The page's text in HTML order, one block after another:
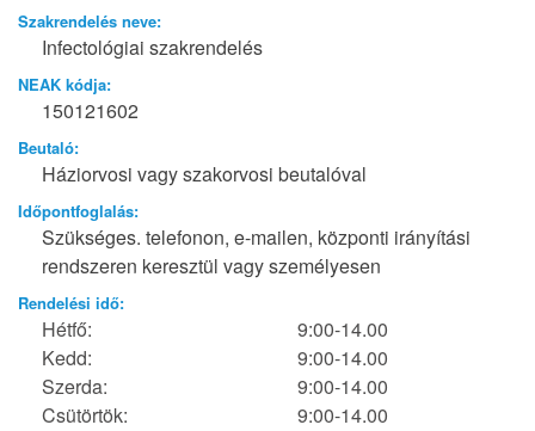
Szakrendelés neve:
Infectológiai szakrendelés
NEAK kódja:
150121602
Beutaló:
Háziorvosi vagy szakorvosi beutalóval
Időpontfoglalás:
Szükséges. telefonon, e-mailen, központi irányítási
rendszeren keresztül vagy személyesen
Rendelési idő:
Hétfő:
9:00-14.00
Kedd:
9:00-14.00
Szerda:
9:00-14.00
Csütörtök:
9:00-14.00